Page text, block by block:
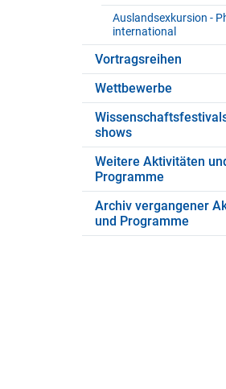
Auslandsexkursion -
international
Vortragsreihen
Wettbewerbe
shows
Weitere Aktivitäten
Programme
Archiv vergangener
und Programme